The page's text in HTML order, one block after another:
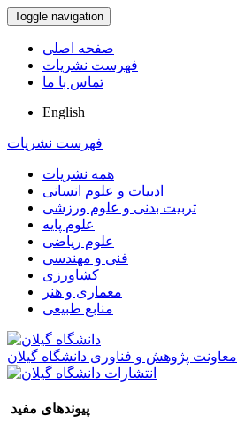
Toggle navigation
صفحه اصلی
فهرست نشریات
تماس با ما
English
فهرست نشریات
همه نشریات
ادبیات و علوم انسانی
تربیت بدنی و علوم ورزشی
علوم پایه
علوم ریاضی
فنی و مهندسی
کشاورزی
معماری و هنر
منابع طبیعی
معاونت پژوهش و فناوری دانشگاه گیلان
پیوندهای مفید